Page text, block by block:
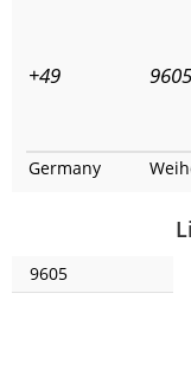
+49 9605
Germany
9605